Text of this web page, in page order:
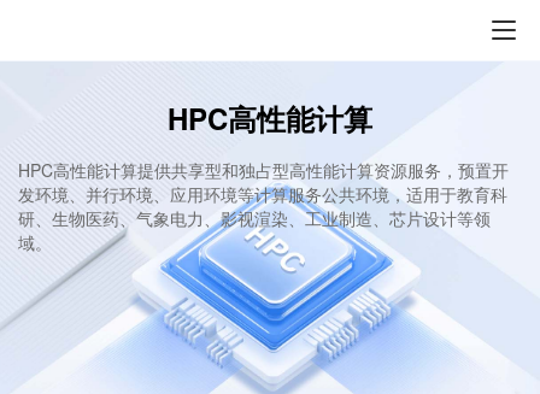
HPC高性能计算
HPC高性能计算提供共享型和独占型高性能计算资源服务，预置开
发环境、并行环境、应用环境等计算服务公共环境，适用于教育科
研、生物医药、气象电力、影视渲染、工业制造、芯片设计等领
域。